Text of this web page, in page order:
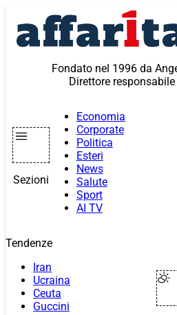
contenuto
Fondato nel 1996 da
Direttore
Sezioni
Economia
Corporate
Politica
Esteri
News
Salute
Sport
AI TV
Tendenze
Iran
Ucraina
Ceuta
Guccini